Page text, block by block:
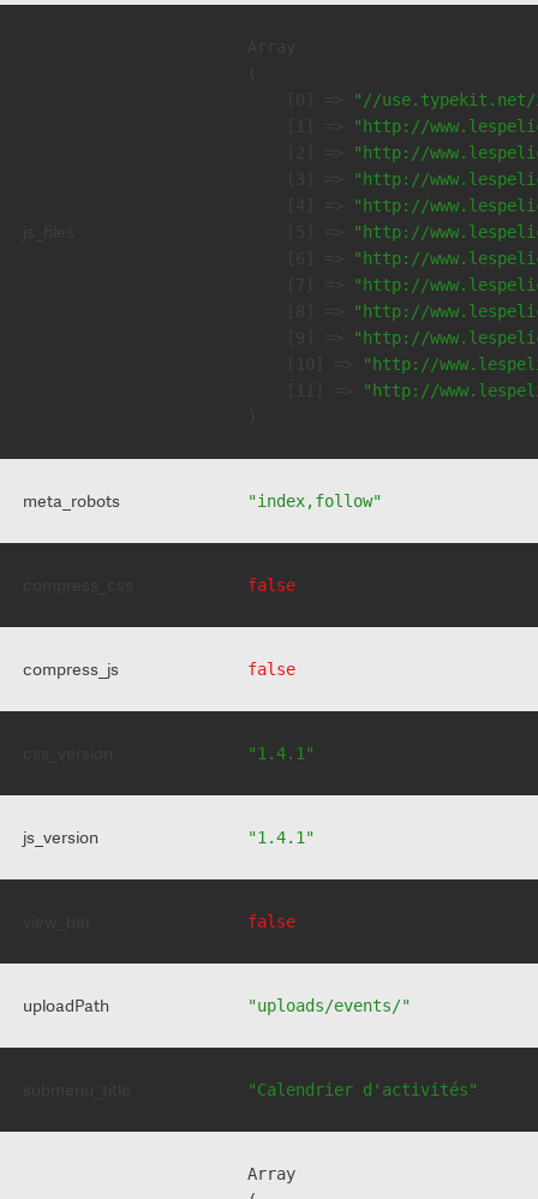
"//
"http://
"http://
"http://
"http://
"http://
"http://
"http://
"http://
"http://
"http://
"http://
meta_robots "index,follow"
false
compress_js false
"1.4.1"
js_version "1.4.1"
false
uploadPath "uploads/events/"
"Calendrier d'activités"
Array